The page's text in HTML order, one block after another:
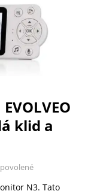
klid a
N3. Tato